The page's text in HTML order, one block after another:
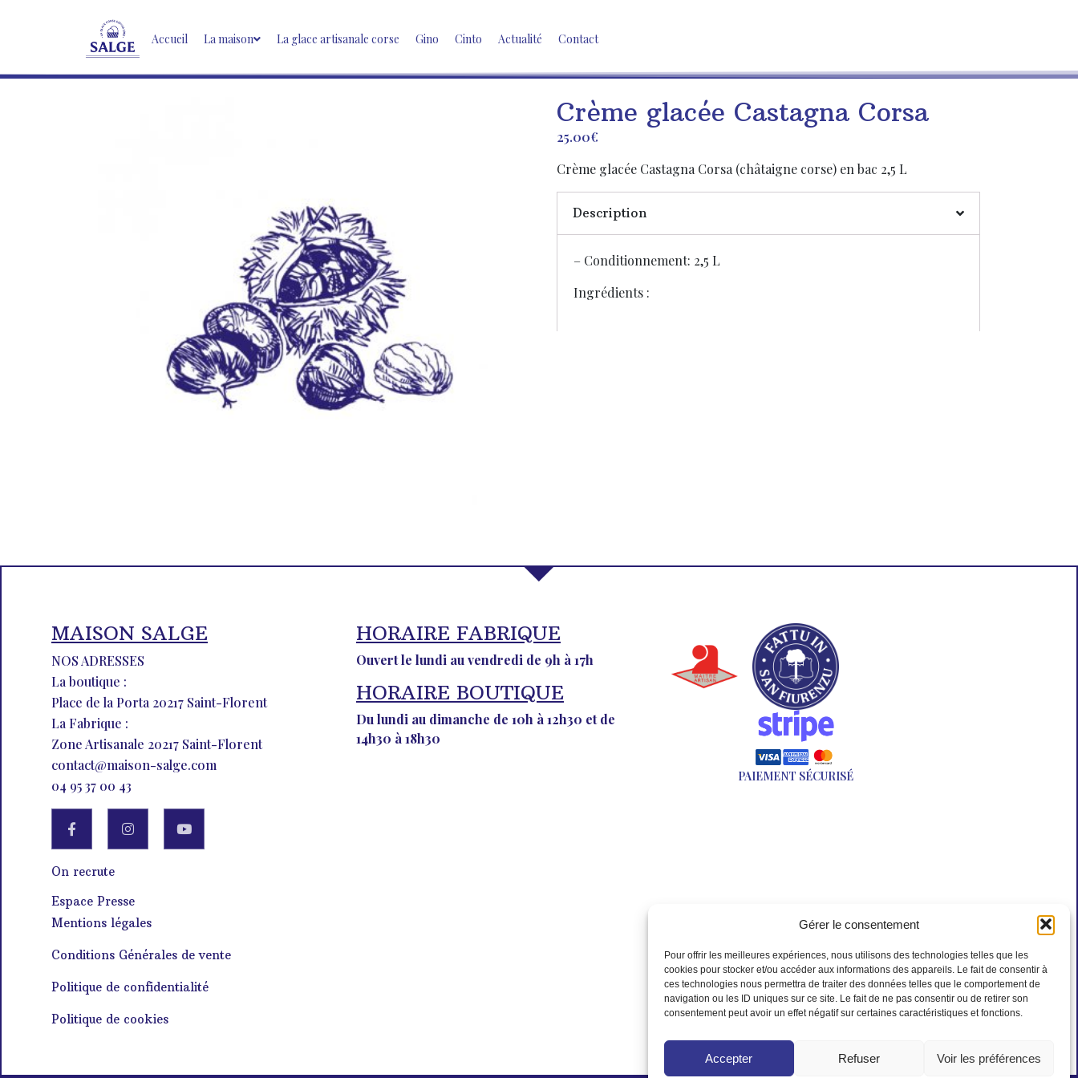
Gérer le consentement
Pour offrir les meilleures expériences, nous utilisons des technologies telles que les
cookies pour stocker et/ou accéder aux informations des appareils. Le fait de consentir à
ces technologies nous permettra de traiter des données telles que le comportement de
navigation ou les ID uniques sur ce site. Le fait de ne pas consentir ou de retirer son
consentement peut avoir un effet négatif sur certaines caractéristiques et fonctions.
Accepter Refuser Voir les préférences
Accueil La maison La glace artisanale corse Gino Cinto Actualité Contact
Crème glacée Castagna Corsa
25.00€
Crème glacée Castagna Corsa (châtaigne corse) en bac 2,5 L
Description
– Conditionnement: 2,5 L
Ingrédients :
MAISON SALGE
NOS ADRESSES
La boutique :
Place de la Porta 20217 Saint-Florent
La Fabrique :
Zone Artisanale 20217 Saint-Florent
contact@maison-salge.com
04 95 37 00 43
On recrute
Espace Presse
Mentions légales
Conditions Générales de vente
Politique de confidentialité
Politique de cookies
HORAIRE FABRIQUE
Ouvert le lundi au vendredi de 9h à 17h
HORAIRE BOUTIQUE
Du lundi au dimanche de 10h à 12h30 et de
14h30 à 18h30
PAIEMENT SÉCURISÉ